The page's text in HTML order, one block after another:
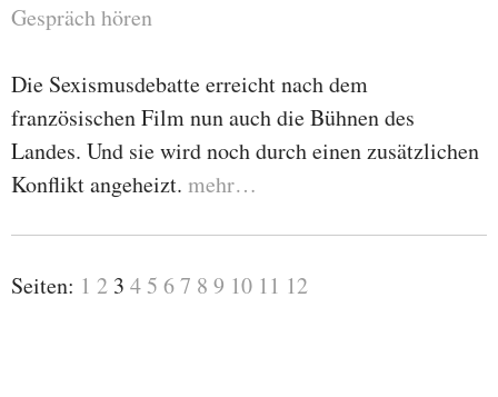
Gespräch hören
Die Sexismusdebatte erreicht nach dem
französischen Film nun auch die Bühnen des
Landes. Und sie wird noch durch einen zusätzlichen
Konflikt angeheizt. mehr…
Seiten: 1 2 3 45 67 8 9 10 11 12